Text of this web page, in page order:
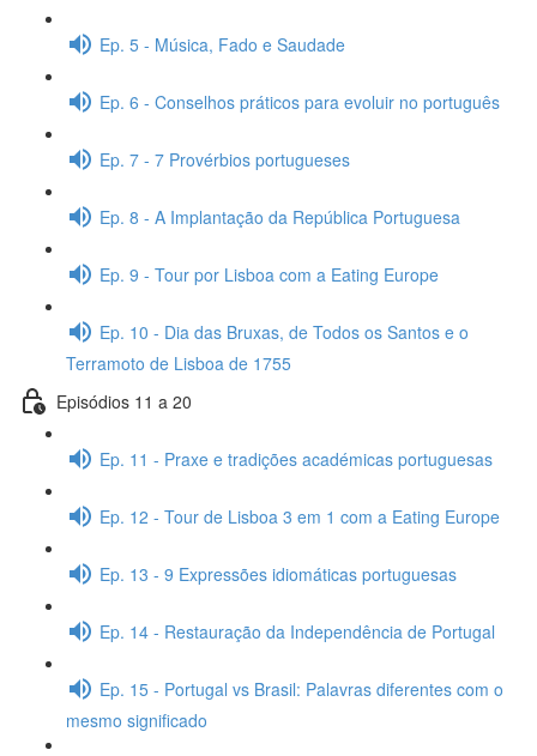
Ep. 5 - Música, Fado e Saudade
Ep. 6 - Conselhos práticos para evoluir no português
Ep. 7 - 7 Provérbios portugueses
Ep. 8 - A Implantação da República Portuguesa
Ep. 9 - Tour por Lisboa com a Eating Europe
Ep. 10 - Dia das Bruxas, de Todos os Santos e o
Terramoto de Lisboa de 1755
Episódios 11 a 20
Ep. 11 - Praxe e tradições académicas portuguesas
Ep. 12 - Tour de Lisboa 3 em 1 com a Eating Europe
Ep. 13 - 9 Expressões idiomáticas portuguesas
Ep. 14 - Restauração da Independência de Portugal
Ep. 15 - Portugal vs Brasil: Palavras diferentes com o
mesmo significado